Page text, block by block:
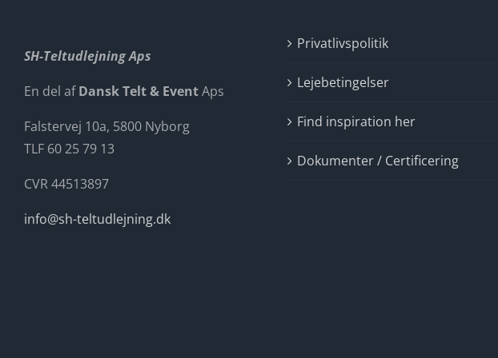
SH-Teltudlejning Aps
En del afDansk Telt & EventAps
Falstervej 10a, 5800 Nyborg
TLF 60 25 79 13
CVR 44513897
info@sh-teltudlejning.dk
Privatlivspolitik
Lejebetingelser
Find inspiration her
Dokumenter / Certificering